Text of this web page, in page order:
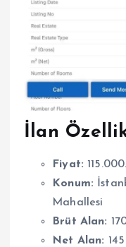
İlan
Fiyat:
Konum:
Mahallesi
Brüt Alan:
Net Alan: